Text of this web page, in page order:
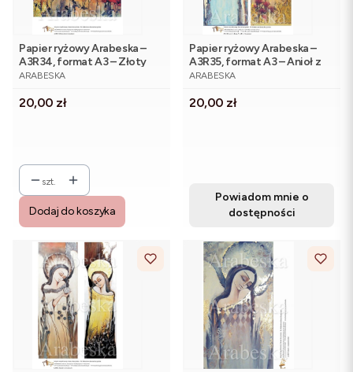
Papier ryżowy Arabeska –
A3R34, format A3 – Złoty
Anioł z makami
PRODUCENT
ARABESKA
Cena
20,00 zł
szt.
Dodaj do koszyka
Papier ryżowy Arabeska –
A3R35, format A3 – Anioł z
kulą. Anioł bursztynowy
PRODUCENT
ARABESKA
Cena
20,00 zł
Powiadom mnie o
dostępności